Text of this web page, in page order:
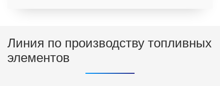
Линия по производству топливных
элементов